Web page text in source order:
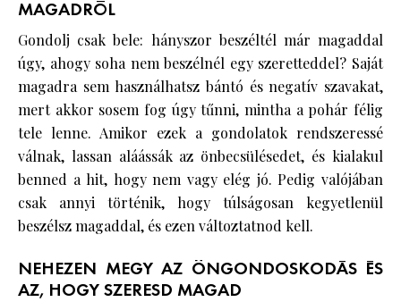
MAGADRÓL
Gondolj csak bele: hányszor beszéltél már magaddal
úgy, ahogy soha nem beszélnél egy szeretteddel? Saját
magadra sem használhatsz bántó és negatív szavakat,
mert akkor sosem fog úgy tűnni, mintha a pohár félig
tele lenne. Amikor ezek a gondolatok rendszeressé
válnak, lassan aláássák az önbecsülésedet, és kialakul
benned a hit, hogy nem vagy elég jó. Pedig valójában
csak annyi történik, hogy túlságosan kegyetlenül
beszélsz magaddal, és ezen változtatnod kell.
NEHEZEN MEGY AZ ÖNGONDOSKODÁS ÉS
AZ, HOGY SZERESD MAGAD